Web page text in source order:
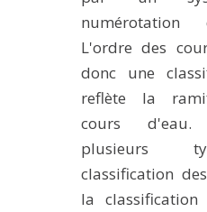
numérotation
L'ordre des
donc une
reflète la
cours
plusieurs
classification
la